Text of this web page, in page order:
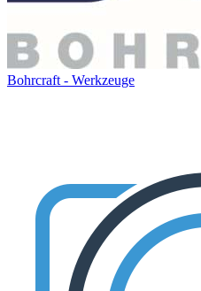
Bohrcraft - Werkzeuge